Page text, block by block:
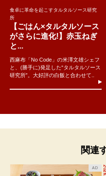
食卓に革命を起こすタルタルソース研究
所
【ごはん×タルタルソース
がさらに進化!】赤玉ねぎ
と...
西麻布「No Code」の米澤文雄シェフ
と、(勝手に)発足した“タルタルソース
研究所”。大好評の白飯と合わせて..
関連
AD